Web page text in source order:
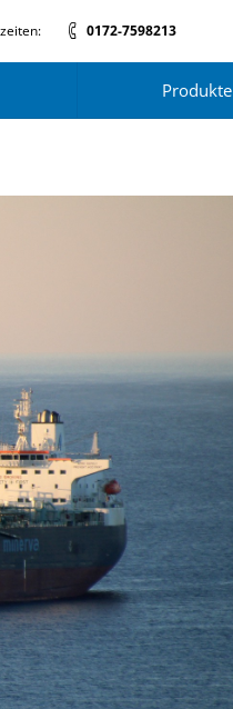
0172-7598213
Produkte